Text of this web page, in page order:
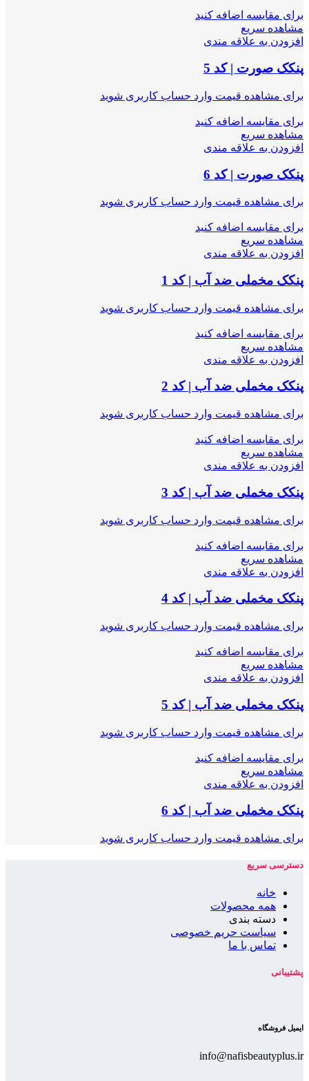
برای مقایسه اضافه کنید
مشاهده سریع
افزودن به علاقه مندی
پنکک صورت | کد 5
برای مشاهده قیمت وارد حساب کاربری شوید
برای مقایسه اضافه کنید
مشاهده سریع
افزودن به علاقه مندی
پنکک صورت | کد 6
برای مشاهده قیمت وارد حساب کاربری شوید
برای مقایسه اضافه کنید
مشاهده سریع
افزودن به علاقه مندی
پنکک مخملی ضد آب | کد 1
برای مشاهده قیمت وارد حساب کاربری شوید
برای مقایسه اضافه کنید
مشاهده سریع
افزودن به علاقه مندی
پنکک مخملی ضد آب | کد 2
برای مشاهده قیمت وارد حساب کاربری شوید
برای مقایسه اضافه کنید
مشاهده سریع
افزودن به علاقه مندی
پنکک مخملی ضد آب | کد 3
برای مشاهده قیمت وارد حساب کاربری شوید
برای مقایسه اضافه کنید
مشاهده سریع
افزودن به علاقه مندی
پنکک مخملی ضد آب | کد 4
برای مشاهده قیمت وارد حساب کاربری شوید
برای مقایسه اضافه کنید
مشاهده سریع
افزودن به علاقه مندی
پنکک مخملی ضد آب | کد 5
برای مشاهده قیمت وارد حساب کاربری شوید
برای مقایسه اضافه کنید
مشاهده سریع
افزودن به علاقه مندی
پنکک مخملی ضد آب | کد 6
برای مشاهده قیمت وارد حساب کاربری شوید
دسترسی سریع
خانه
همه محصولات
دسته بندی
سیاست حریم خصوصی
تماس با ما
پشتیبانی
ایمیل فروشگاه
info@nafisbeautyplus.ir